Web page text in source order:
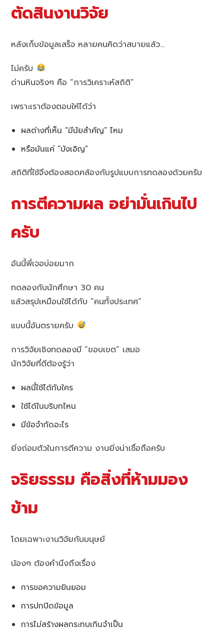
ตัดสินงานวิจัย
หลังเก็บข้อมูลเสร็จ หลายคนคิดว่าสบายแล้ว…
ไม่ครับ
ด่านหินจริงๆ คือ “การวิเคราะห์สถิติ”
เพราะเราต้องตอบให้ได้ว่า
ผลต่างที่เห็น “มีนัยสำคัญ” ไหม
หรือมันแค่ “บังเอิญ”
สถิติที่ใช้จึงต้องสอดคล้องกับรูปแบบการทดลองด้วยครับ
การตีความผล อย่ามั่นเกินไป
ครับ
อันนี้พี่เจอบ่อยมาก
ทดลองกับนักศึกษา 30 คน
แล้วสรุปเหมือนใช้ได้กับ “คนทั้งประเทศ”
แบบนี้อันตรายครับ
การวิจัยเชิงทดลองมี “ขอบเขต” เสมอ
นักวิจัยที่ดีต้องรู้ว่า
ผลนี้ใช้ได้กับใคร
ใช้ได้ในบริบทไหน
มีข้อจำกัดอะไร
ยิ่งถ่อมตัวในการตีความ งานยิ่งน่าเชื่อถือครับ
จริยธรรม คือสิ่งที่ห้ามมอง
ข้าม
โดยเฉพาะงานวิจัยกับมนุษย์
น้องๆ ต้องคำนึงถึงเรื่อง
การขอความยินยอม
การปกปิดข้อมูล
การไม่สร้างผลกระทบเกินจำเป็น